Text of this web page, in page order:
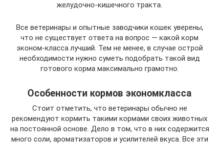
желудочно-кишечного тракта.
Все ветеринары и опытные заводчики кошек уверены,
что не существует ответа на вопрос — какой корм
эконом-класса лучший. Тем не менее, в случае острой
необходимости нужно суметь подобрать такой вид
готового корма максимально грамотно.
Особенности кормов экономкласса
Стоит отметить, что ветеринары обычно не
рекомендуют кормить такими кормами своих животных
на постоянной основе. Дело в том, что в них содержится
много соли, ароматизаторов и усилителей вкуса. Все эти